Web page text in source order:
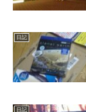
日記
日記